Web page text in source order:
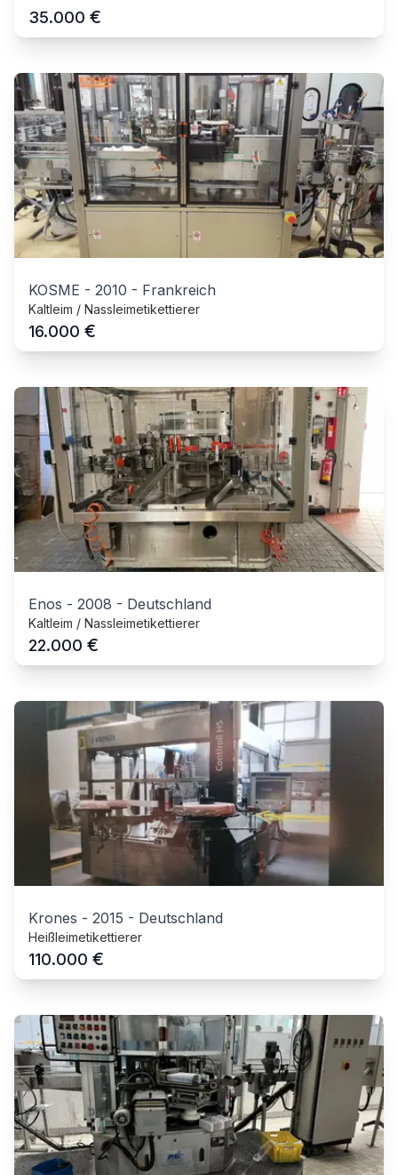
35.000 €
KOSME - 2010 - Frankreich
Kaltleim / Nassleimetikettierer
16.000 €
Enos - 2008 - Deutschland
Kaltleim / Nassleimetikettierer
22.000 €
Krones - 2015 - Deutschland
Heißleimetikettierer
110.000 €